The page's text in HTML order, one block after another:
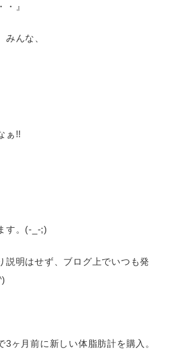
・』
みんな、
ぁ!!
す。(-_-;)
説明はせず、ブログ上でいつも発
3ヶ月前に新しい体脂肪計を購入。